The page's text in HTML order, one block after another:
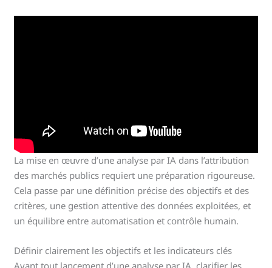
La mise en œuvre d’une analyse par IA dans l’attribution
des marchés publics requiert une préparation rigoureuse.
Cela passe par une définition précise des objectifs et des
critères, une gestion attentive des données exploitées, et
un équilibre entre automatisation et contrôle humain.
Définir clairement les objectifs et les indicateurs clés
Avant tout lancement d’une analyse par IA, clarifier les